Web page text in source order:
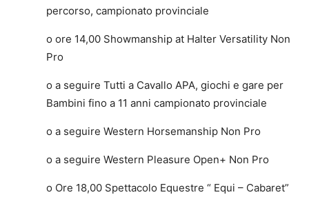
percorso, campionato provinciale
o ore 14,00 Showmanship at Halter Versatility Non
Pro
o a seguire Tutti a Cavallo APA, giochi e gare per
Bambini fino a 11 anni campionato provinciale
o a seguire Western Horsemanship Non Pro
o a seguire Western Pleasure Open+ Non Pro
o Ore 18,00 Spettacolo Equestre “ Equi – Cabaret”